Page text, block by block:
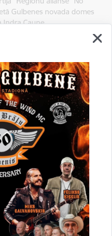
Gulbenes novada domes
Indra Caune.
partija "Reģionu alianse"
"Reģionu alianse"
savienība
savienība 19.06.2017.–
domes priekšsēdētājs.